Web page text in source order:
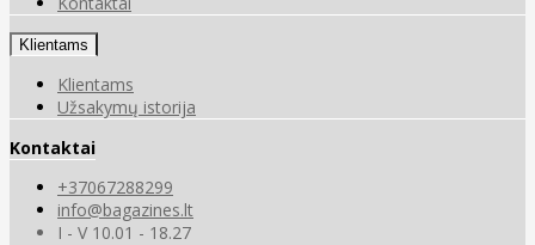
Klientams
Klientams
Užsakymų istorija
Kontaktai
+37067288299
info@bagazines.lt
I - V 10.01 - 18.27